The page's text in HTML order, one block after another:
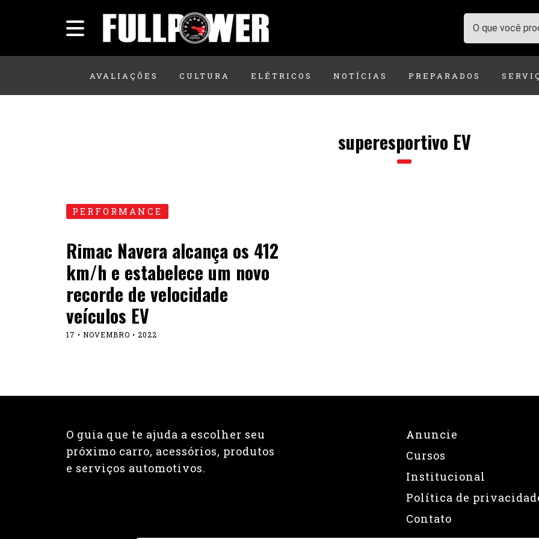
AVALIAÇÕES CULTURA ELÉTRICOS NOTÍCIAS PREPARADOS
superesportivo EV
PERFORMANCE
Rimac Navera alcança os 412
km/h e estabelece um novo
recorde de velocidade
veículos EV
17 • NOVEMBRO • 2022
O guia que te ajuda a escolher seu
próximo carro, acessórios, produtos
e serviços automotivos.
Anuncie
Cursos
Institucional
Política de
Contato